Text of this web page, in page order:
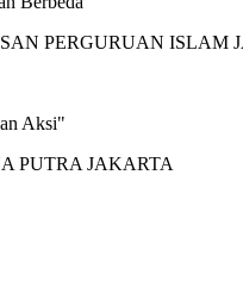
PERGURUAN ISLAM
Aksi"
PUTRA JAKARTA